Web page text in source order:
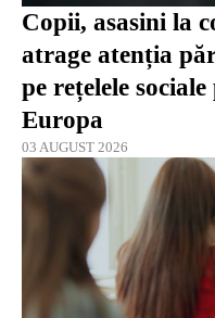
Copii, asasini la
atrage atenția
pe rețelele
Europa
03 AUGUST 2026